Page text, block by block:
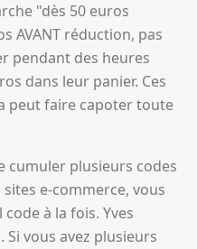
"dès 50 euros
AVANT réduction, pas
pendant des heures
dans leur panier. Ces
peut faire capoter toute
cumuler plusieurs codes
e-commerce, vous
à la fois. Yves
vous avez plusieurs